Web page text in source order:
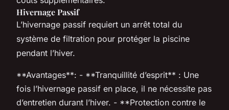
Hivernage Passif
L’hivernage passif requiert un arrêt total du
système de filtration pour protéger la piscine
pendant l’hiver.
**Avantages**: - **Tranquillité d’esprit** : Une
fois l’hivernage passif en place, il ne nécessite pas
d’entretien durant l’hiver. - **Protection contre le